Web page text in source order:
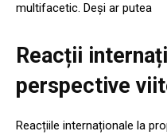
multifacetic. Deși ar putea
Reacții
perspective
Reacțiile internaționale la